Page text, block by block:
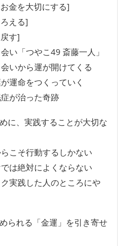
金を大切にする]
える]
す]
い「つやこ49 斎藤一人」
いから運が開けてくる
運命をつくっていく
が治った奇跡
に、実践することが大切な
こそ行動するしかない
は絶対によくならない
実践した人のところにや
られる「金運」を引き寄せ